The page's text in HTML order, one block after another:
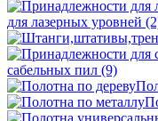
для лазерных уровней
сабельных пил (9)